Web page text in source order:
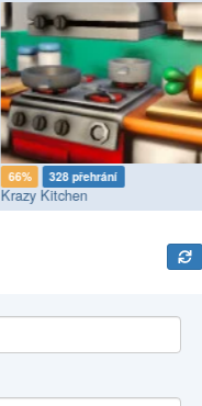
66% 328 přehrání
Krazy Kitchen